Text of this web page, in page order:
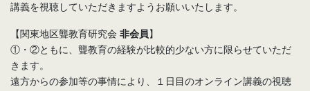
講義を視聴していただきますようお願いいたします。
【関東地区聾教育研究会 非会員】
①・②ともに、聾教育の経験が比較的少ない方に限らせていただ
きます。
遠方からの参加等の事情により、１日目のオンライン講義の視聴